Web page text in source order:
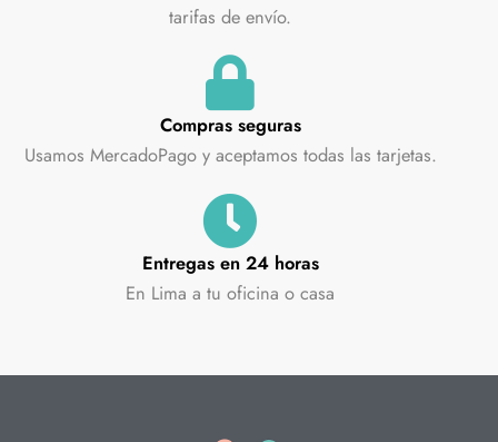
tarifas de envío.
Compras seguras
Usamos MercadoPago y aceptamos todas las tarjetas.
Entregas en 24 horas
En Lima a tu oficina o casa